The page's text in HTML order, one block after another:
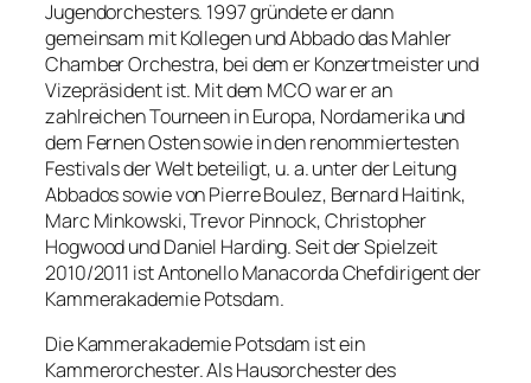
Jugendorchesters. 1997 gründete er dann
gemeinsam mit Kollegen und Abbado das Mahler
Chamber Orchestra, bei dem er Konzertmeister und
Vizepräsident ist. Mit dem MCO war er an
zahlreichen Tourneen in Europa, Nordamerika und
dem Fernen Osten sowie in den renommiertesten
Festivals der Welt beteiligt, u. a. unter der Leitung
Abbados sowie von Pierre Boulez, Bernard Haitink,
Marc Minkowski, Trevor Pinnock, Christopher
Hogwood und Daniel Harding. Seit der Spielzeit
2010/2011 ist Antonello Manacorda Chefdirigent der
Kammerakademie Potsdam.
Die Kammerakademie Potsdam ist ein
Kammerorchester. Als Hausorchester des